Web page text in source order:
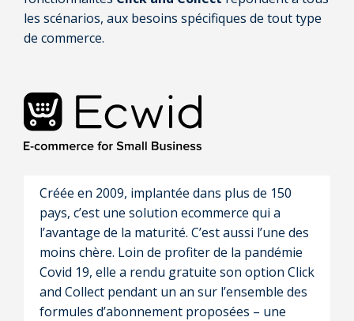
les scénarios, aux besoins spécifiques de tout type
de commerce.
Créée en 2009, implantée dans plus de 150
pays, c’est une solution ecommerce qui a
l’avantage de la maturité. C’est aussi l’une des
moins chère. Loin de profiter de la pandémie
Covid 19, elle a rendu gratuite son option Click
and Collect pendant un an sur l’ensemble des
formules d’abonnement proposées – une